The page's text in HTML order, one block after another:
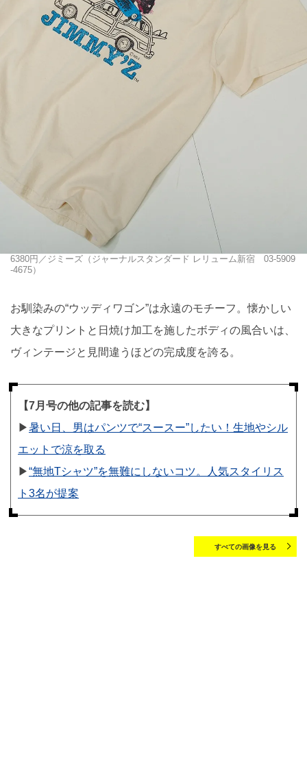
6380円／ジミーズ（ジャーナルスタンダード レリューム新宿 03-5909
-4675）
お馴染みの“ウッディワゴン”は永遠のモチーフ。懐かしい
大きなプリントと日焼け加工を施したボディの風合いは、
ヴィンテージと見間違うほどの完成度を誇る。
【7月号の他の記事を読む】
▶︎暑い日、男はパンツで“スースー”したい！生地やシル
エットで涼を取る
▶︎“無地Tシャツ”を無難にしないコツ。人気スタイリス
ト3名が提案
すべての画像を見る